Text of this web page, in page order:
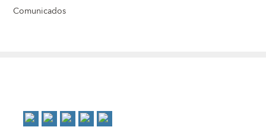
Comunicados